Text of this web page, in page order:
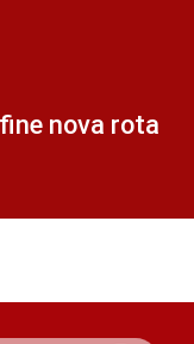
nova rota